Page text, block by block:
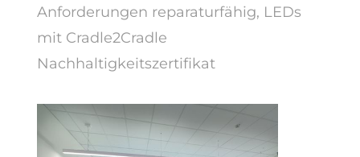
Anforderungen reparaturfähig, LEDs
mit Cradle2Cradle
Nachhaltigkeitszertifikat